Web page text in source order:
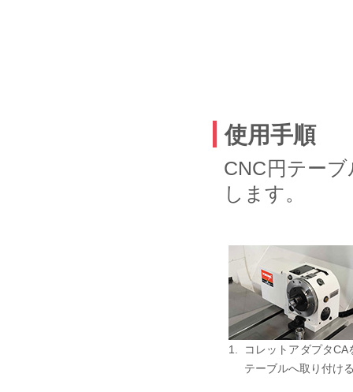
使用手順
CNC円テー
します。
1.
コレットアダプタCA
テーブルへ取り付け